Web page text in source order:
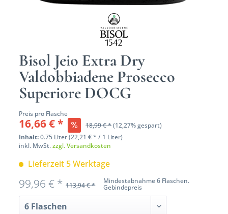
Bisol Jeio Extra Dry
Valdobbiadene Prosecco
Superiore DOCG
Preis pro Flasche
16,66 € * 18,99 € *(12,27% gespart)
Inhalt:0.75 Liter (22,21 € * / 1 Liter)
inkl. MwSt.zzgl. Versandkosten
Lieferzeit 5 Werktage
Mindestabnahme 6 Flaschen.
Gebindepreis
99,96 € * 113,94 € *